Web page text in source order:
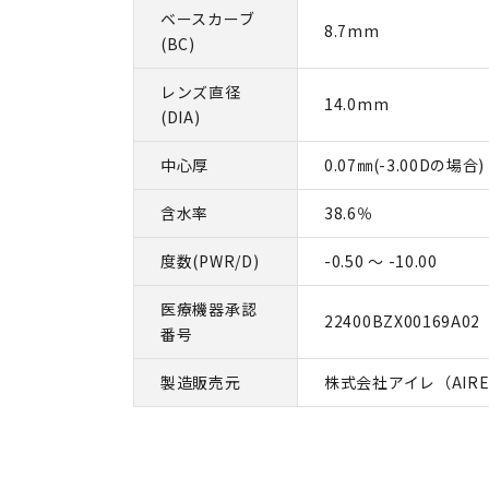
ベースカーブ
(BC)
8.7mm
レンズ直径
(DIA)
14.0mm
中心厚 0.07㎜(-3.00Dの場合)
含水率 38.6％
度数(PWR/D) -0.50 ～ -10.00
医療機器承認
番号
22400BZX00169A02
製造販売元 株式会社アイレ（